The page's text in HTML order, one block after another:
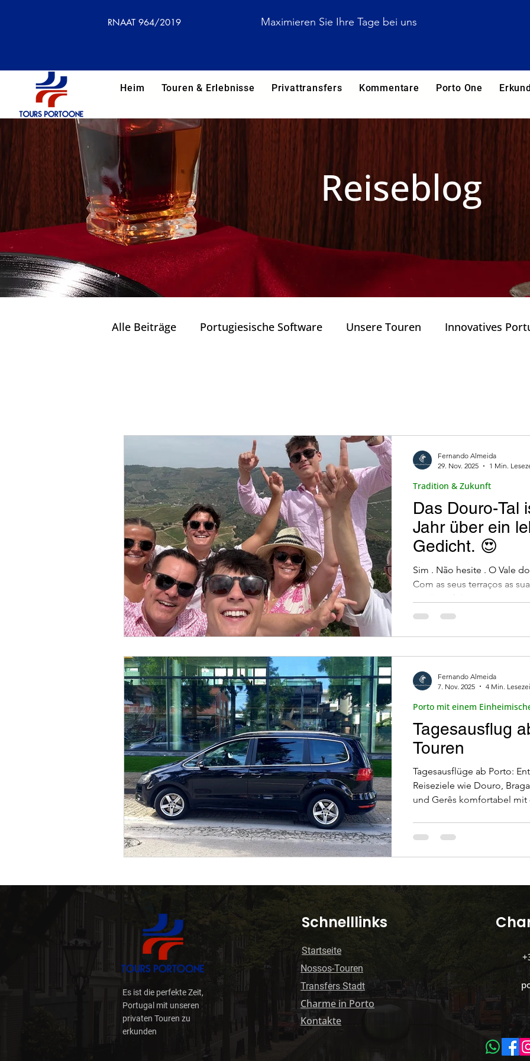
RNAAT 964/2019 Maximieren Sie Ihre Tage bei uns
Heim Touren & Erlebnisse Privattransfers Kommentare Porto One
Reiseblog
Alle Beiträge Portugiesische Software Unsere Touren Innovatives
Natur in ihrem reinsten Zustand. Portugals Technologiesektor
Tradition & Zukunft Kulturerbe Architektur Weine und
Nachhaltigkeit Digitale Gesundheit Grüne Mobilität Organisation
Reiseplanung Reisen in Portugal lissabon-oder-porto
Wege und Wander (Trilhos e caminha) Spas und Massagen Porto mit
Wild Weinschatz
Das Douro-Tal
Jahr über ein
Gedicht. 😍
Sim . Não hesite . O Vale
Com as seus terraços as
perder o fôlego . O Douro
Experiência autêntica com
Tradition & Zukunft
Fernando Almeida
29. Nov. 2025
1 Min.
Tagesausflug
Touren
Tagesausflüge ab Porto:
Reiseziele wie Douro,
und Gerês komfortabel
Porto mit einem
Fernando Almeida
7. Nov. 2025
4 Min.
Es ist die perfekte Zeit,
Portugal mit unseren
privaten Touren zu
erkunden
​Schnelllinks
Startseite
Nossos-Touren
​Transfers Stadt
Charme in Porto
​Kontakte